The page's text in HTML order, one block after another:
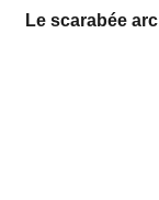
Le scarabée